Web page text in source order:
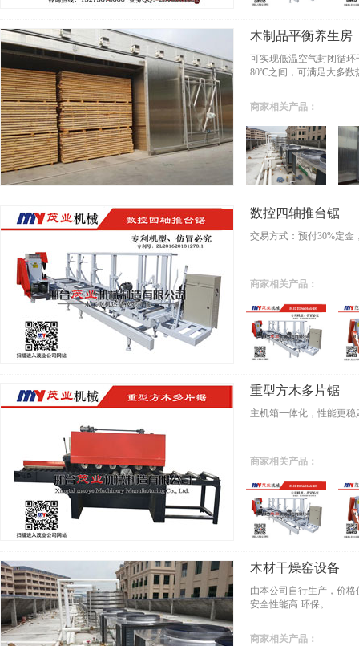
木制品平衡养生房
可实现低温空气封闭循
80℃之间，可满足大多数
商家相关产品：
数控四轴推台锯
交易方式：预付30%定金
商家相关产品：
重型方木多片锯
主机箱一体化，性能更
商家相关产品：
木材干燥窑设备
由本公司自行生产，价
安全性能高 环保。
商家相关产品：